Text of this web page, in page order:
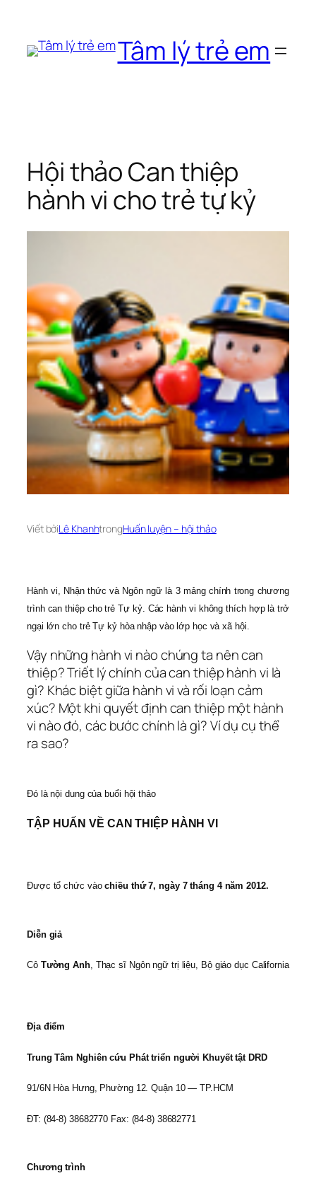
phần
Tâm lý trẻ em
Hội thảo Can thiệp
hành vi cho trẻ tự kỷ
Viết bởiLê KhanhtrongHuấn luyện – hội thảo
Hành vi, Nhận thức và Ngôn ngữ là 3 mảng chính trong chương
trình can thiệp cho trẻ Tự kỷ. Các hành vi không thích hợp là trở
ngại lớn cho trẻ Tự kỷ hòa nhập vào lớp học và xã hội.
Vậy những hành vi nào chúng ta nên can
thiệp? Triết lý chính của can thiệp hành vi là
gì? Khác biệt giữa hành vi và rối loạn cảm
xúc? Một khi quyết định can thiệp một hành
vi nào đó, các bước chính là gì? Ví dụ cụ thể
ra sao?
Đó là nội dung của buổi hội thảo
TẬP HUẤN VỀ CAN THIỆP HÀNH VI
Được tổ chức vàochiều thứ 7, ngày 7 tháng 4 năm 2012.
Diễn giả
Cô Tường Anh, Thạc sĩ Ngôn ngữ trị liệu, Bộ giáo dục California
Địa điểm
Trung Tâm Nghiên cứu Phát triển người Khuyết tật DRD
91/6N Hòa Hưng, Phường 12. Quận 10 — TP.HCM
ĐT: (84-8) 38682770 Fax: (84-8) 38682771
Chương trình